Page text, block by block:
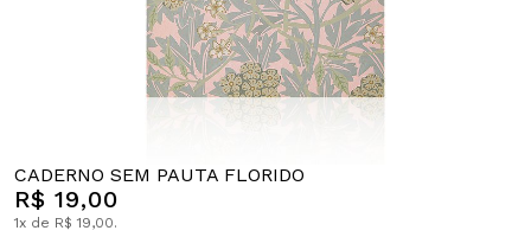
CADERNO SEM PAUTA FLORIDO
R$ 19,00
1x de R$ 19,00.